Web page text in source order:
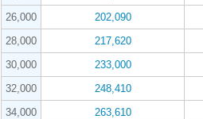
26,000
202,090
28,000
217,620
30,000
233,000
32,000
248,410
34,000
263,610